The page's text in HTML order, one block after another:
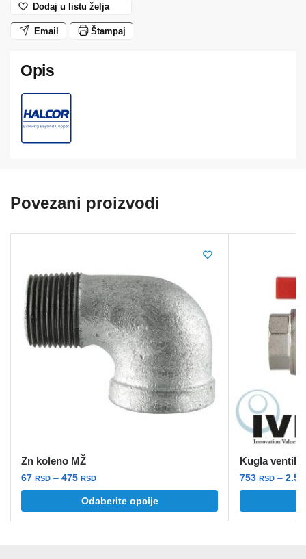
Dodaj u listu želja
Email Štampaj
Povezani proizvodi
Zn koleno MŽ
67 RSD – 475 RSDRaspon
cena:
od
67 rsd
Odaberite opcije
Kugla ventil
753 RSD –